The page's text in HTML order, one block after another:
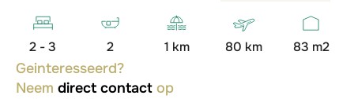
2 - 3 2 1 km 80 km 83 m2
Geinteresseerd?
Neem direct contact op